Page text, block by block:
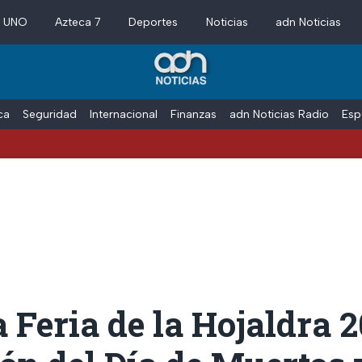
Azteca 7 Deportes Noticias adn Noticias
Seguridad Internacional Finanzas adn Noticias Radio
Feria de la Hojaldra